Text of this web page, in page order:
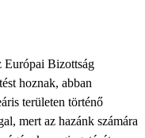
Európai Bizottság
hoznak, abban
területen történő
mert az hazánk számára